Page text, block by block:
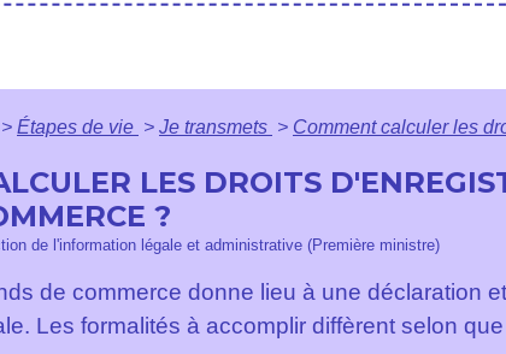
> Étapes de vie > Je transmets > Comment calculer les
LES DROITS
?
de l'information légale et administrative (Première ministre)
de commerce donne lieu à une déclaration
Les formalités à accomplir diffèrent selon